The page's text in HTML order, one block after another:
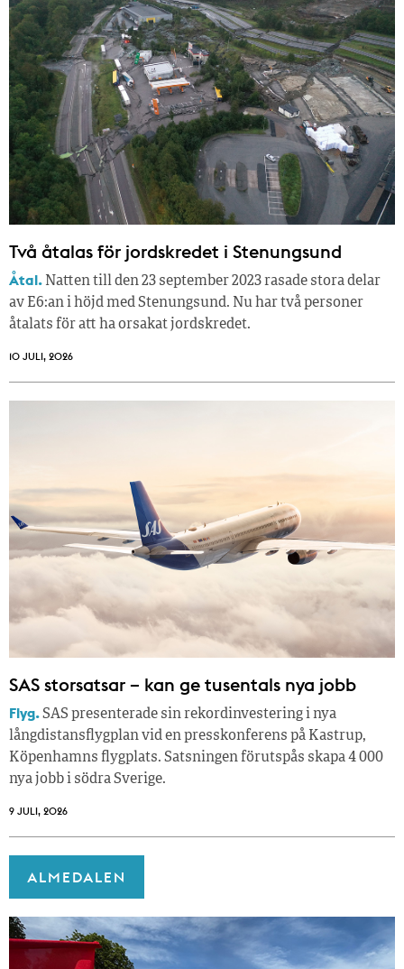
Två åtalas för jordskredet i Stenungsund
Åtal. Natten till den 23 september 2023 rasade stora delar
av E6:an i höjd med Stenungsund. Nu har två personer
åtalats för att ha orsakat jordskredet.
10 JULI, 2026
SAS storsatsar – kan ge tusentals nya jobb
Flyg.SAS presenterade sin rekordinvestering i nya
långdistansflygplan vid en presskonferens på Kastrup,
Köpenhamns flygplats. Satsningen förutspås skapa 4 000
nya jobb i södra Sverige.
9 JULI, 2026
ALMEDALEN